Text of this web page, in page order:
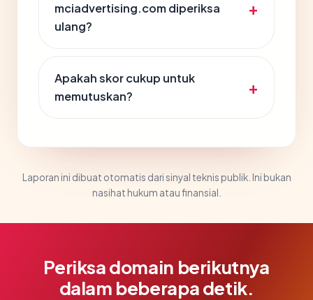
mciadvertising.com diperiksa
ulang?
Apakah skor cukup untuk
memutuskan?
Laporan ini dibuat otomatis dari sinyal teknis publik. Ini bukan
nasihat hukum atau finansial.
Periksa domain berikutnya
dalam beberapa detik.